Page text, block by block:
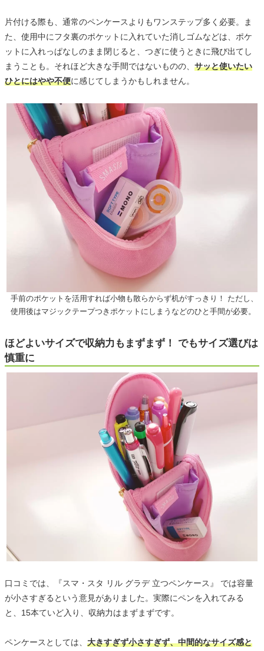
片付ける際も、通常のペンケースよりもワンステップ多く必要。ま
た、使用中にフタ裏のポケットに入れていた消しゴムなどは、ポケ
ットに入れっぱなしのまま閉じると、つぎに使うときに飛び出てし
まうことも。それほど大きな手間ではないものの、 サッと使いたい
ひとにはやや不便に感じてしまうかもしれません。
手前のポケットを活用すれば小物も散らからず机がすっきり！ ただし、
使用後はマジックテープつきポケットにしまうなどのひと手間が必要。
ほどよいサイズで収納力もまずまず！ でもサイズ選びは
慎重に
口コミでは、『スマ・スタ リル グラデ 立つペンケース』 では容量
が小さすぎるという意見がありました。実際にペンを入れてみる
と、15本ていど入り、収納力はまずまずです。
ペンケースとしては、 大きすぎず小さすぎず、中間的なサイズ感と